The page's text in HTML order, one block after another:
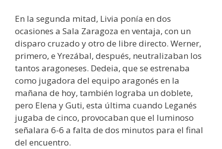
En la segunda mitad, Livia ponía en dos
ocasiones a Sala Zaragoza en ventaja, con un
disparo cruzado y otro de libre directo. Werner,
primero, e Yrezábal, después, neutralizaban los
tantos aragoneses. Dedeia, que se estrenaba
como jugadora del equipo aragonés en la
mañana de hoy, también lograba un doblete,
pero Elena y Guti, esta última cuando Leganés
jugaba de cinco, provocaban que el luminoso
señalara 6-6 a falta de dos minutos para el final
del encuentro.